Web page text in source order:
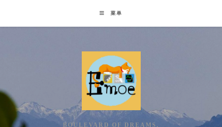
content
菜单
BOULEVARD OF DREAMS.